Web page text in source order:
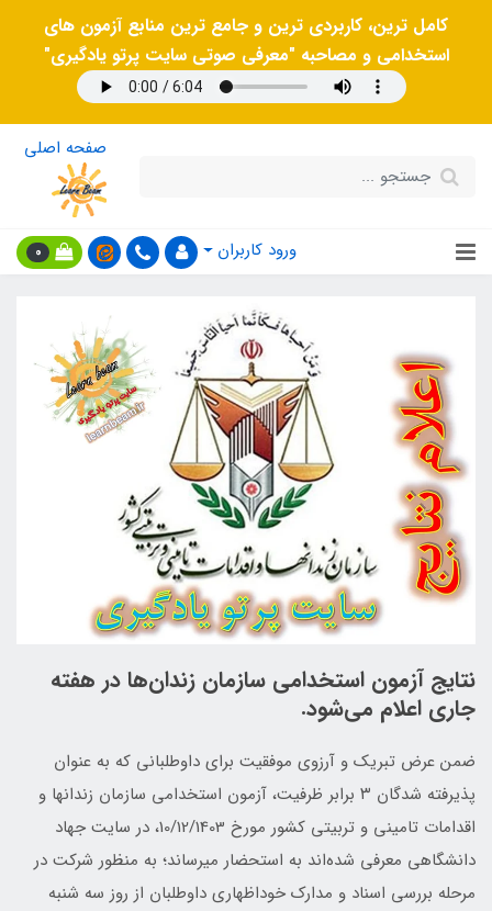
کامل ترین، کاربردی ترین و جامع ترین منابع آزمون های
استخدامی و مصاحبه "معرفی صوتی سایت پرتو یادگیری"
صفحه اصلی
ورود کاربران 0
نتایج آزمون استخدامی سازمان زندان‌ها در هفته
جاری اعلام می‌شود.
ضمن عرض تبریک و آرزوی موفقیت برای داوطلبانی که به عنوان
پذیرفته شدگان ۳ برابر ظرفیت، آزمون استخدامی سازمان زندانها و
اقدامات تامینی و تربیتی کشور مورخ 10/12/1403، در سایت جهاد
دانشگاهی معرفی شده‌اند به استحضار میرساند؛ به منظور شرکت در
مرحله بررسی اسناد و مدارک خوداظهاری داوطلبان از روز سه شنبه